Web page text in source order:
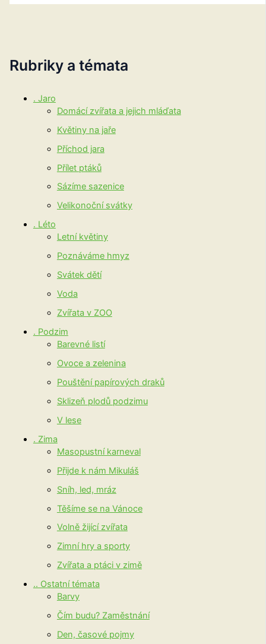
Rubriky a témata
. Jaro
Domácí zvířata a jejich mláďata
Květiny na jaře
Příchod jara
Přílet ptáků
Sázíme sazenice
Velikonoční svátky
. Léto
Letní květiny
Poznáváme hmyz
Svátek dětí
Voda
Zvířata v ZOO
. Podzim
Barevné listí
Ovoce a zelenina
Pouštění papírových draků
Sklizeň plodů podzimu
V lese
. Zima
Masopustní karneval
Přijde k nám Mikuláš
Sníh, led, mráz
Těšíme se na Vánoce
Volně žijící zvířata
Zimní hry a sporty
Zvířata a ptáci v zimě
.. Ostatní témata
Barvy
Čím budu? Zaměstnání
Den, časové pojmy